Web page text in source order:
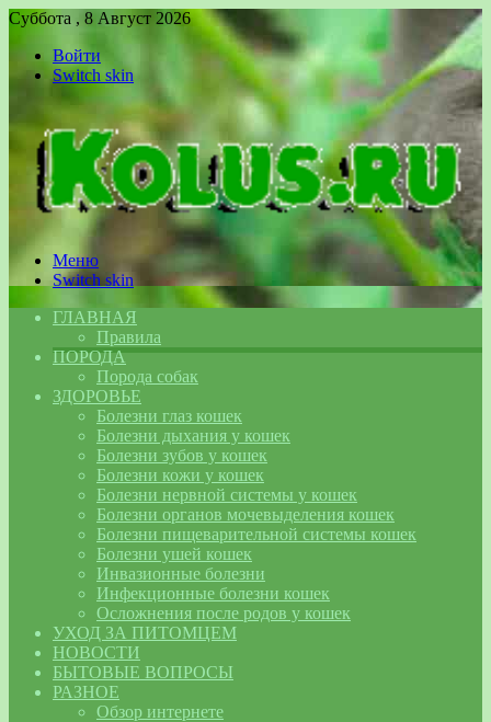
Суббота , 8 Август 2026
Войти
Switch skin
Меню
Switch skin
ГЛАВНАЯ
Правила
ПОРОДА
Порода собак
ЗДОРОВЬЕ
Болезни глаз кошек
Болезни дыхания у кошек
Болезни зубов у кошек
Болезни кожи у кошек
Болезни нервной системы у кошек
Болезни органов мочевыделения кошек
Болезни пищеварительной системы кошек
Болезни ушей кошек
Инвазионные болезни
Инфекционные болезни кошек
Осложнения после родов у кошек
УХОД ЗА ПИТОМЦЕМ
НОВОСТИ
БЫТОВЫЕ ВОПРОСЫ
РАЗНОЕ
Обзор интернете